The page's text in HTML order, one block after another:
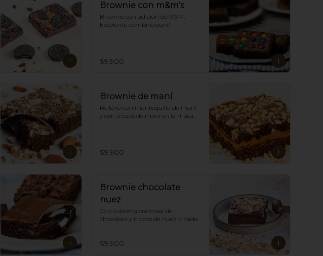
Brownie con m&m's
Brownie con adición de M&M.
Excelente combinación!!
$9.900
Brownie de maní
Relleno con mantequilla de maní
y con trozos de maní en la masa.
$9.900
Brownie chocolate
nuez
Con cubierta cremosa de
chocolate y trozos de nuez picada.
$9.900